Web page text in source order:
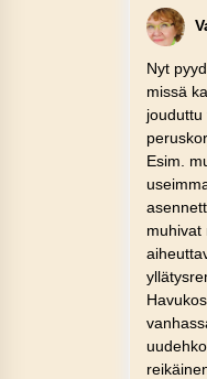
Nyt
missä
Esim.
muhivat